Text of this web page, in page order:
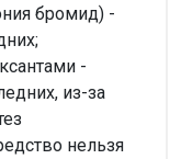
бромид) -
-
из-за
нельзя